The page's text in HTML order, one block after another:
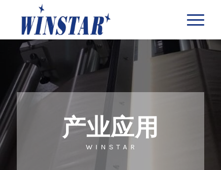
产业应用
W I N S T A R